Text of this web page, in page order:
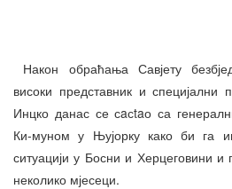
Након обраћања Савјету
високи представник и специјални
Инцко данас се сaсtaо са
Ки-муном у Њујорку како би га
ситуацији у Босни и Херцеговини
неколико мјесеци.